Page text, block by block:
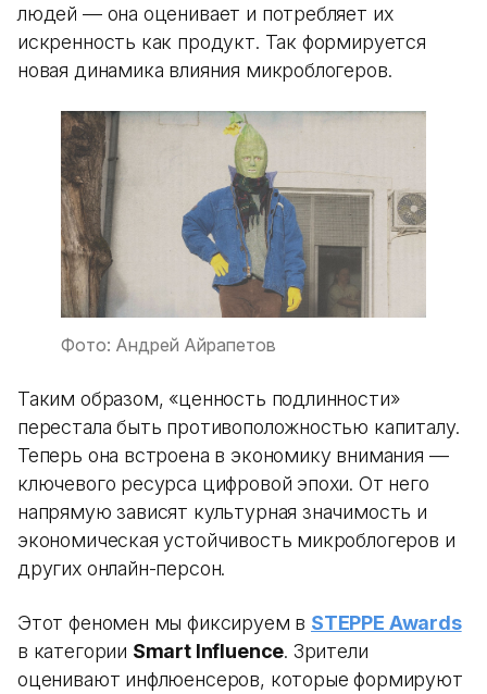
людей — она оценивает и потребляет их
искренность как продукт. Так формируется
новая динамика влияния микроблогеров.
Фото: Андрей Айрапетов
Таким образом, «ценность подлинности»
перестала быть противоположностью капиталу.
Теперь она встроена в экономику внимания —
ключевого ресурса цифровой эпохи. От него
напрямую зависят культурная значимость и
экономическая устойчивость микроблогеров и
других онлайн-персон.
Этот феномен мы фиксируем в STEPPE Awards
в категории Smart Influence. Зрители
оценивают инфлюенсеров, которые формируют